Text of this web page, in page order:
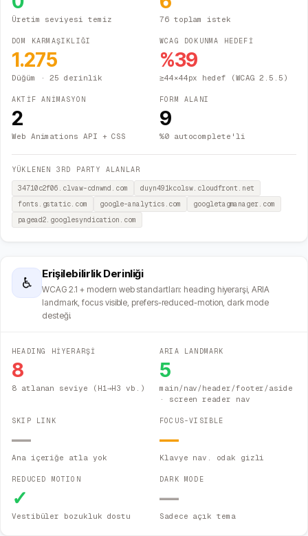
Üretim seviyesi temiz 76 toplam istek
DOM KARMAŞIKLIĞI
1.275
Düğüm · 25 derinlik
WCAG DOKUNMA HEDEFİ
%39
≥44×44px hedef (WCAG 2.5.5)
AKTİF ANİMASYON
2
Web Animations API + CSS
FORM ALANI
9
%0 autocomplete'li
YÜKLENEN 3RD PARTY ALANLAR
34710c2f06.clvaw-cdnwnd.com
duyn491kcolsw.cloudfront.net
fonts.gstatic.com
google-analytics.com
googletagmanager.com
pagead2.googlesyndication.com
♿
Erişilebilirlik Derinliği
WCAG 2.1 + modern web standartları: heading hiyerarşi, ARIA
landmark, focus visible, prefers-reduced-motion, dark mode
desteği.
HEADING HİYERARŞİ
8
8 atlanan seviye (H1→H3 vb.)
ARIA LANDMARK
5
main/nav/header/footer/aside
· screen reader nav
SKIP LINK
—
Ana içeriğe atla yok
FOCUS-VISIBLE
—
Klavye nav. odak gizli
REDUCED MOTION
✓
Vestibüler bozukluk dostu
DARK MODE
—
Sadece açık tema